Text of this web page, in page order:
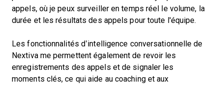
appels, où je peux surveiller en temps réel le volume, la
durée et les résultats des appels pour toute l'équipe.
Les fonctionnalités d’intelligence conversationnelle de
Nextiva me permettent également de revoir les
enregistrements des appels et de signaler les
moments clés, ce qui aide au coaching et aux